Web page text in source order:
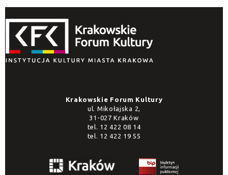
Krakowskie Forum Kultury
ul. Mikołajska 2,
31-027 Kraków
tel. 12 422 08 14
tel. 12 422 19 55